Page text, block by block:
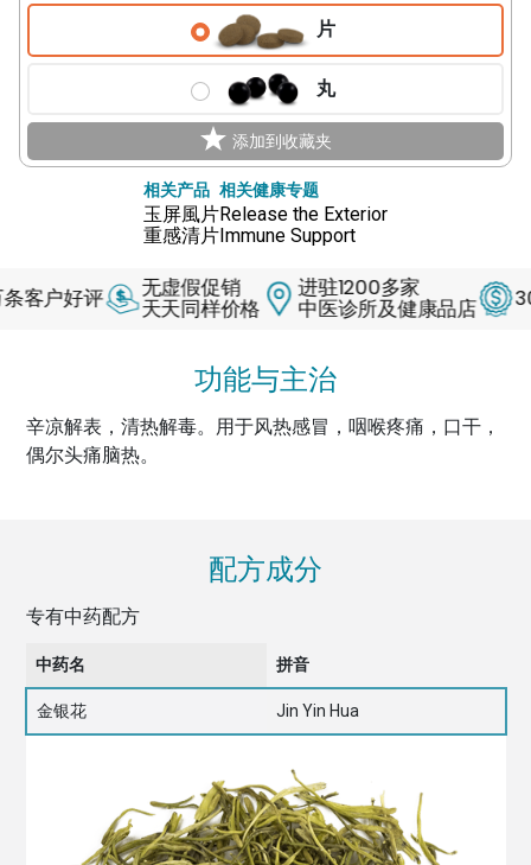
片
丸
添加到收藏夹
相关产品
玉屏風片
重感清片
相关健康专题
Release the Exterior
Immune Support
好评 无虚假促销
天天同样价格
进驻1200多家
中医诊所及健康品店 30天退
功能与主治
辛凉解表，清热解毒。用于风热感冒，咽喉疼痛，口干，
偶尔头痛脑热。
配方成分
专有中药配方
中药名 拼音
金银花 Jin Yin Hua